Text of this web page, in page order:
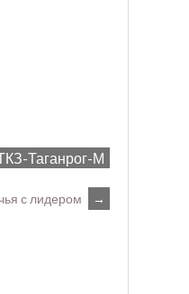
Таганрог-М
с лидером →